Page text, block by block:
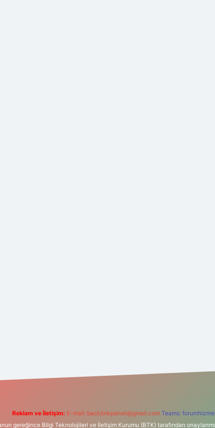
Reklam ve İletişim: E-mail: backlinkpaneli@gmail.com Teams:
gereğince Bilgi Teknolojileri ve İletişim Kurumu (BTK) tarafından